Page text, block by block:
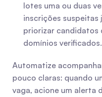
lotes uma ou duas
inscrições suspeitas
priorizar candidatos
domínios verificados.
Automatize
pouco claras: quando
vaga, acione um alerta